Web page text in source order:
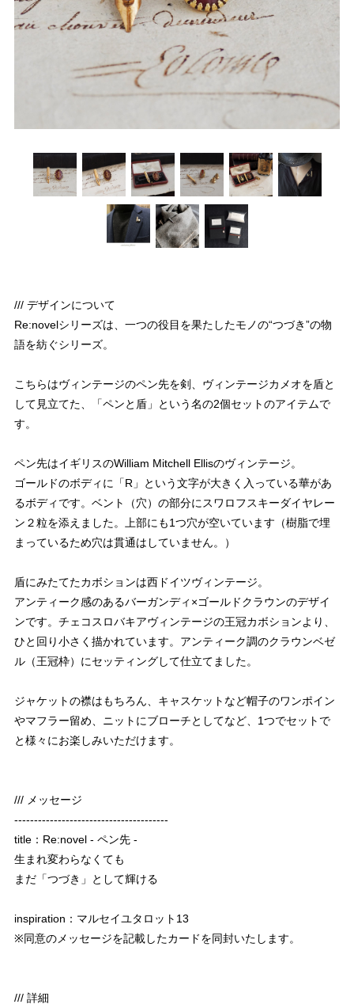
/// デザインについて
Re:novelシリーズは、一つの役目を果たしたモノの“つづき”の物
語を紡ぐシリーズ。
こちらはヴィンテージのペン先を剣、ヴィンテージカメオを盾と
して見立てた、「ペンと盾」という名の2個セットのアイテムで
す。
ペン先はイギリスのWilliam Mitchell Ellisのヴィンテージ。
ゴールドのボディに「R」という文字が大きく入っている華があ
るボディです。ベント（穴）の部分にスワロフスキーダイヤレー
ン２粒を添えました。上部にも1つ穴が空いています（樹脂で埋
まっているため穴は貫通はしていません。）
盾にみたてたカボションは西ドイツヴィンテージ。
アンティーク感のあるバーガンディ×ゴールドクラウンのデザイ
ンです。チェコスロバキアヴィンテージの王冠カボションより、
ひと回り小さく描かれています。アンティーク調のクラウンベゼ
ル（王冠枠）にセッティングして仕立てました。
ジャケットの襟はもちろん、キャスケットなど帽子のワンポイン
やマフラー留め、ニットにブローチとしてなど、1つでセットで
と様々にお楽しみいただけます。
/// メッセージ
---------------------------------------
title：Re:novel - ペン先 -
生まれ変わらなくても
まだ「つづき」として輝ける
inspiration：マルセイユタロット13
※同意のメッセージを記載したカードを同封いたします。
/// 詳細